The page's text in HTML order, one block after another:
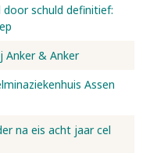
schuld definitief:
Anker & Anker
Assen
na eis acht jaar cel